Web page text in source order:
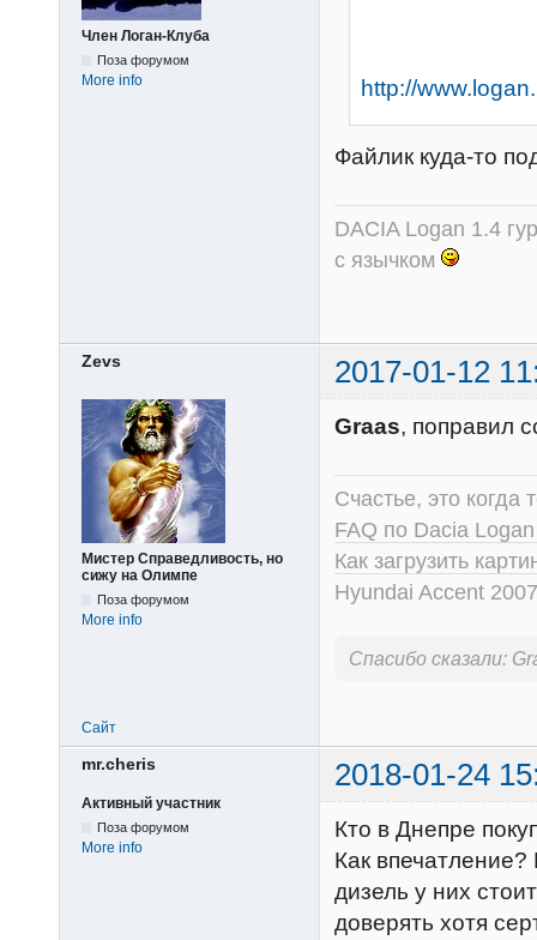
Член Логан-Клуба
Поза форумом
More info http://
Файлик куда-то
DACIA Logan 1.4
с язычком
Zevs 2017-01-12
Мистер Справедливость, но
сижу на Олимпе
Поза форумом
More info
Graas, поправил
Счастье, это когда
FAQ по Dacia
Как загрузить
Hyundai Accent
Спасибо сказали:
Сайт
mr.cheris 2018-01-24
Активный участник
Поза форумом
More info
Кто в Днепре
Как
дизель у них
доверять хотя